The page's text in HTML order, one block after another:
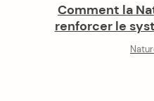
Comment la
renforcer le